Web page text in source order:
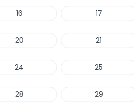
16 17
20 21
24 25
28 29